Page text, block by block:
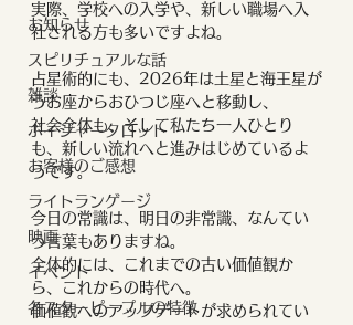
お知らせ
スピリチュアルな話
雑談
ボイジャータロット
お客様のご感想
ライトランゲージ
映画
イベント
各スターピープルの特徴
実際、学校への入学や、新しい職場へ入
社される方も多いですよね。
占星術的にも、2026年は土星と海王星が
うお座からおひつじ座へと移動し、
社会全体も、そして私たち一人ひとり
も、新しい流れへと進みはじめているよ
うです。
今日の常識は、明日の非常識、なんてい
う言葉もありますね。
全体的には、これまでの古い価値観か
ら、これからの時代へ。
価値観へのアップデートが求められてい